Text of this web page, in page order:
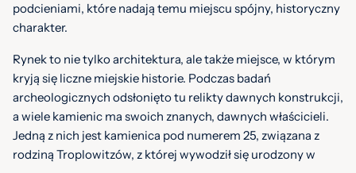
podcieniami, które nadają temu miejscu spójny, historyczny
charakter.
Rynek to nie tylko architektura, ale także miejsce, w którym
kryją się liczne miejskie historie. Podczas badań
archeologicznych odsłonięto tu relikty dawnych konstrukcji,
a wiele kamienic ma swoich znanych, dawnych właścicieli.
Jedną z nich jest kamienica pod numerem 25, związana z
rodziną Troplowitzów, z której wywodził się urodzony w